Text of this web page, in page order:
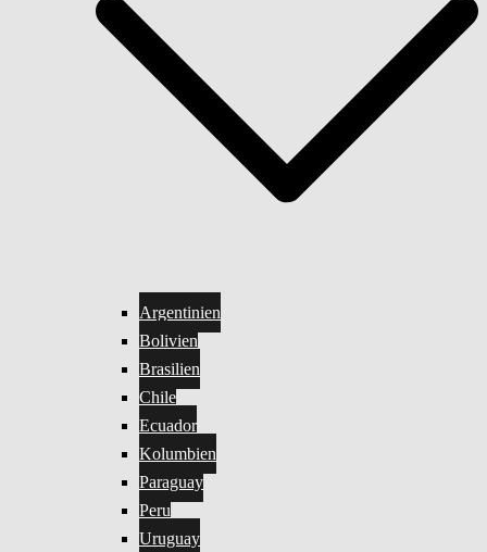
Argentinien
Bolivien
Brasilien
Chile
Ecuador
Kolumbien
Paraguay
Peru
Uruguay